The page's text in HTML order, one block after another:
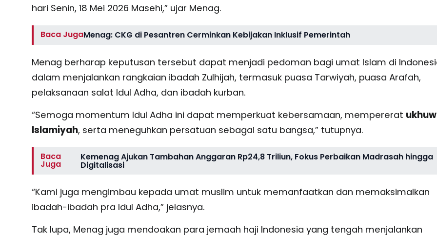
hari Senin, 18 Mei 2026 Masehi,” ujar Menag.
Baca JugaMenag: CKG di Pesantren Cerminkan Kebijakan Inklusif Pemerintah
Menag berharap keputusan tersebut dapat menjadi pedoman bagi umat Islam di
dalam menjalankan rangkaian ibadah Zulhijah, termasuk puasa Tarwiyah, puasa Arafah,
pelaksanaan salat Idul Adha, dan ibadah kurban.
“Semoga momentum Idul Adha ini dapat memperkuat kebersamaan, mempererat
Islamiyah, serta meneguhkan persatuan sebagai satu bangsa,” tutupnya.
Baca
Juga
Kemenag Ajukan Tambahan Anggaran Rp24,8 Triliun, Fokus Perbaikan Madrasah hingga
Digitalisasi
“Kami juga mengimbau kepada umat muslim untuk memanfaatkan dan memaksimalkan
ibadah-ibadah pra Idul Adha,” jelasnya.
Tak lupa, Menag juga mendoakan para jemaah haji Indonesia yang tengah menjalankan